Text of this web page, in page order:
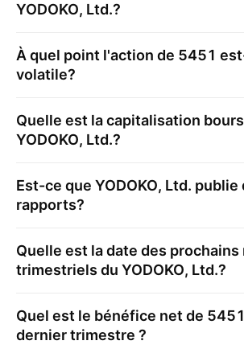
YODOKO, Ltd.?
À quel point l'action de 5451
volatile?
Quelle est la capitalisation
YODOKO, Ltd.?
Est-ce que YODOKO, Ltd. publie
rapports?
Quelle est la date des
trimestriels du YODOKO, Ltd.?
Quel est le bénéfice net de 5451
dernier trimestre ?